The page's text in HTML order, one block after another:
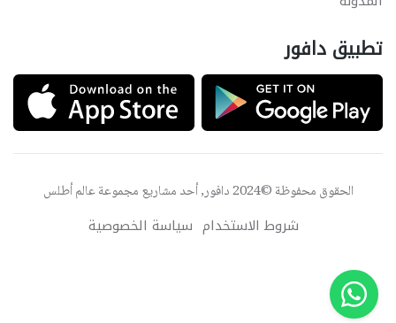
تطبيق دافور
الحقوق محفوظة ©2024 دافور, أحد مشاريع مجموعة عالم أطلس
شروط الاستخدام سياسة الخصوصية